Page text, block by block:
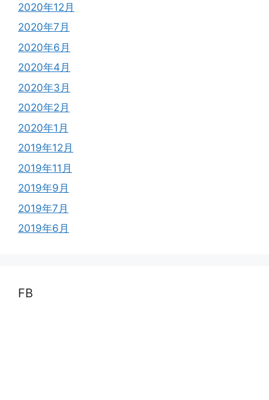
2020年12月
2020年7月
2020年6月
2020年4月
2020年3月
2020年2月
2020年1月
2019年12月
2019年11月
2019年9月
2019年7月
2019年6月
FB